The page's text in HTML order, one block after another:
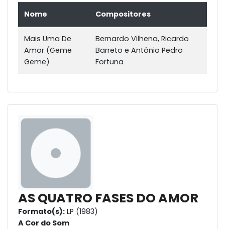
Nome Compositores
Mais Uma De
Amor (Geme
Geme)
Bernardo Vilhena, Ricardo
Barreto e Antônio Pedro
Fortuna
AS QUATRO FASES DO AMOR
Formato(s): LP (1983)
A Cor do Som